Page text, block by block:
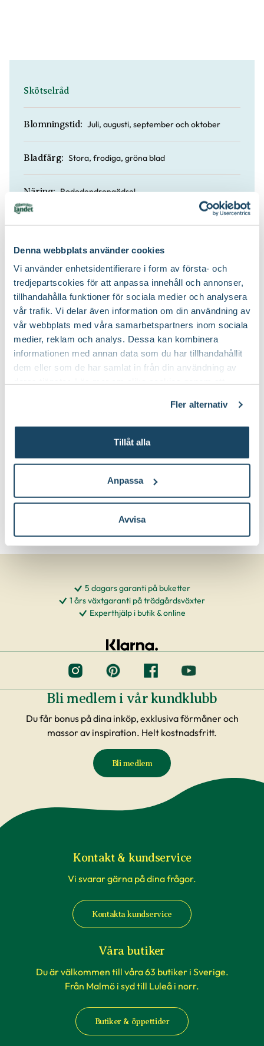
Denna webbplats använder cookies
Vi använder enhetsidentifierare i form av första- och
tredjepartscokies för att anpassa innehåll och annonser,
tillhandahålla funktioner för sociala medier och analysera
vår trafik. Vi delar även information om din användning av
vår webbplats med våra samarbetspartners inom sociala
medier, reklam och analys. Dessa kan kombinera
informationen med annan data som du har tillhandahållit
dem eller som de har samlat in från din användning av
Fler alternativ
Tillåt alla
Anpassa
Avvisa
Skötselråd
Blomningstid: Juli, augusti, september och oktober
Bladfärg: Stora, frodiga, gröna blad
Näring: Rododendrongödsel
Läge: Sol till skugga / medelfuktigt
70 till 100 cm
Doft: Nej
Vintergrön: Nej
Jordprodukter: Blåbärsjord och rododendronjord
Beskärningstid: På våren
Beskärningssätt:
Beskär bort nedfrusna grenar in till
5 dagars garanti på buketter
1 års växtgaranti på trädgårdsväxter
Experthjälp i butik & online
Bli medlem i vår kundklubb
Du får bonus på dina inköp, exklusiva förmåner och
massor av inspiration. Helt kostnadsfritt.
Bli medlem
Kontakt & kundservice
Vi svarar gärna på dina frågor.
Kontakta kundservice
Våra butiker
Du är välkommen till våra 63 butiker i Sverige.
Från Malmö i syd till Luleå i norr.
Butiker & öppettider